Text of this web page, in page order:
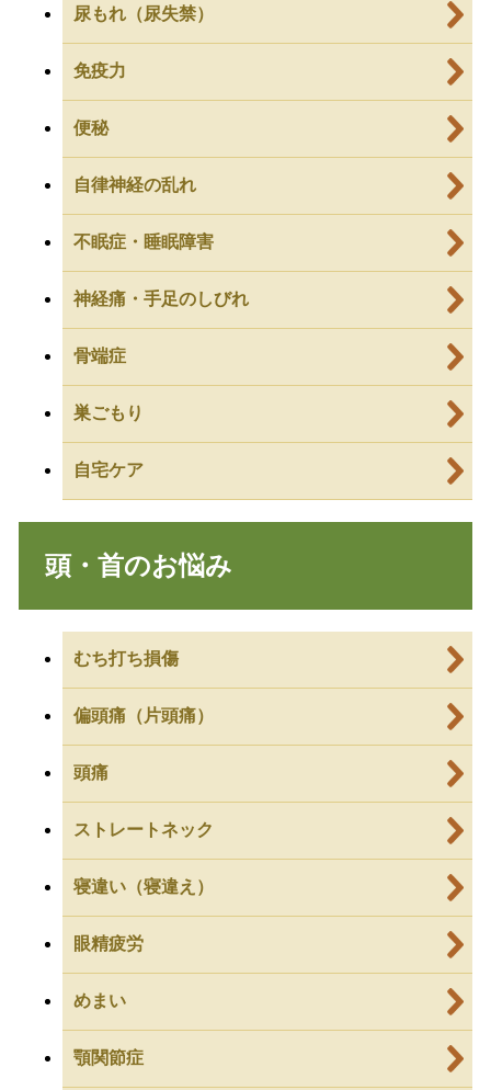
尿もれ（尿失禁）
免疫力
便秘
自律神経の乱れ
不眠症・睡眠障害
神経痛・手足のしびれ
骨端症
巣ごもり
自宅ケア
頭・首のお悩み
むち打ち損傷
偏頭痛（片頭痛）
頭痛
ストレートネック
寝違い（寝違え）
眼精疲労
めまい
顎関節症